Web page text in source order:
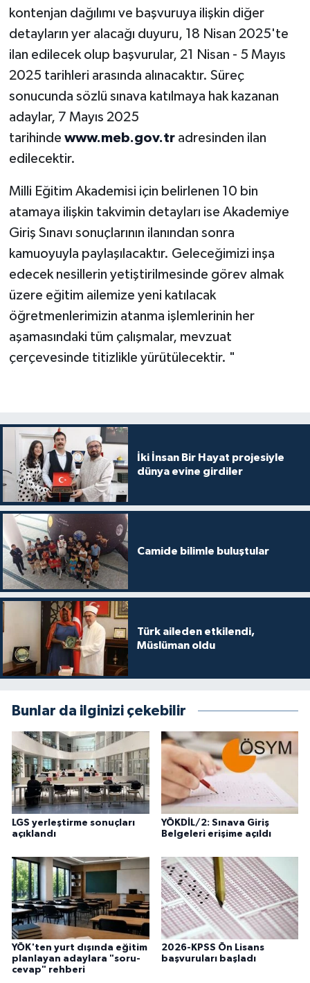
kontenjan dağılımı ve başvuruya ilişkin diğer
detayların yer alacağı duyuru, 18 Nisan 2025'te
ilan edilecek olup başvurular, 21 Nisan - 5 Mayıs
2025 tarihleri arasında alınacaktır. Süreç
sonucunda sözlü sınava katılmaya hak kazanan
adaylar, 7 Mayıs 2025
tarihinde www.meb.gov.tradresinden ilan
edilecektir.
Milli Eğitim Akademisi için belirlenen 10 bin
atamaya ilişkin takvimin detayları ise Akademiye
Giriş Sınavı sonuçlarının ilanından sonra
kamuoyuyla paylaşılacaktır. Geleceğimizi inşa
edecek nesillerin yetiştirilmesinde görev almak
üzere eğitim ailemize yeni katılacak
öğretmenlerimizin atanma işlemlerinin her
aşamasındaki tüm çalışmalar, mevzuat
çerçevesinde titizlikle yürütülecektir. "
İki İnsan Bir Hayat projesiyle
dünya evine girdiler
Camide bilimle buluştular
Türk aileden etkilendi,
Müslüman oldu
Bunlar da ilginizi çekebilir
LGS yerleştirme sonuçları
açıklandı
YÖKDİL/2: Sınava Giriş
Belgeleri erişime açıldı
YÖK'ten yurt dışında eğitim
planlayan adaylara "soru-
cevap" rehberi
2026-KPSS Ön Lisans
başvuruları başladı
Denizli Müftülüğü
Diyarbakır Müftülüğü
Düzce Müftülüğü
Edirne Müftülüğü
Elazığ Müftülüğü
Erzincan Müftülüğü
Erzurum Müftülüğü
Eskişehir Müftülüğü
Gaziantep Müftülüğü
Giresun Müftülüğü
Hatay Müftülüğü
Iğdır Müftülüğü
Isparta Müftülüğü
İstanbul Müftülüğü
İzmir Müftülüğü
Kahramanmaraş Müftülüğü
Karabük Müftülüğü
Kastamonu Müftülüğü
Kayseri Müftülüğü
Kilis Müftülüğü
Kırıkkale Müftülüğü
Kırklareli Müftülüğü
Kırşehir Müftülüğü
Kocaeli Müftülüğü
Diyanet TV
İhtida Haberleri
YAŞAM